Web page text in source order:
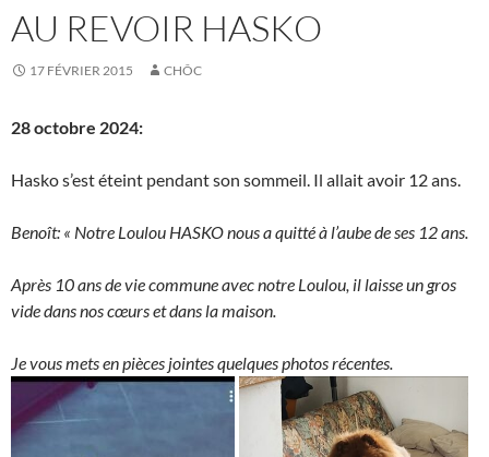
AU REVOIR HASKO
17 FÉVRIER 2015 CHÔC
28 octobre 2024:
Hasko s’est éteint pendant son sommeil. Il allait avoir 12 ans.
Benoît: « Notre Loulou HASKO nous a quitté à l’aube de ses 12 ans.
Après 10 ans de vie commune avec notre Loulou, il laisse un gros
vide dans nos cœurs et dans la maison.
Je vous mets en pièces jointes quelques photos récentes.